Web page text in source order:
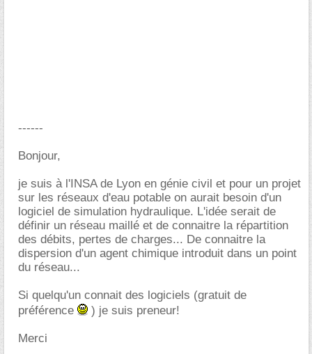
------
Bonjour,
je suis à l'INSA de Lyon en génie civil et pour un projet
sur les réseaux d'eau potable on aurait besoin d'un
logiciel de simulation hydraulique. L'idée serait de
définir un réseau maillé et de connaitre la répartition
des débits, pertes de charges... De connaitre la
dispersion d'un agent chimique introduit dans un point
du réseau...
Si quelqu'un connait des logiciels (gratuit de
préférence
) je suis preneur!
Merci